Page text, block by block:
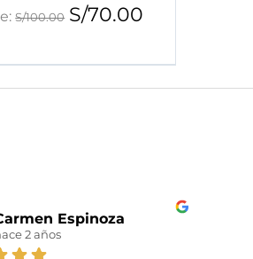
S/100.00 S/70.00
Espinoza
2 años